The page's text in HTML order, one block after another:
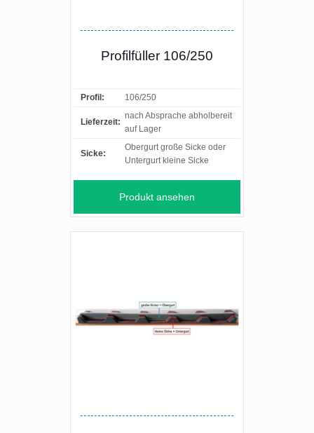
Profilfüller 106/250
Profil: 106/250
Lieferzeit:
nach Absprache abholbereit
auf Lager
Sicke:
Obergurt große Sicke oder
Untergurt kleine Sicke
Produkt ansehen